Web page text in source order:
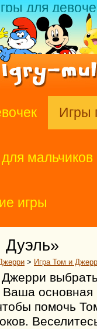
для
Игры
мальчиков
игры
Дуэль»
> Игра Том и
основная
помочь